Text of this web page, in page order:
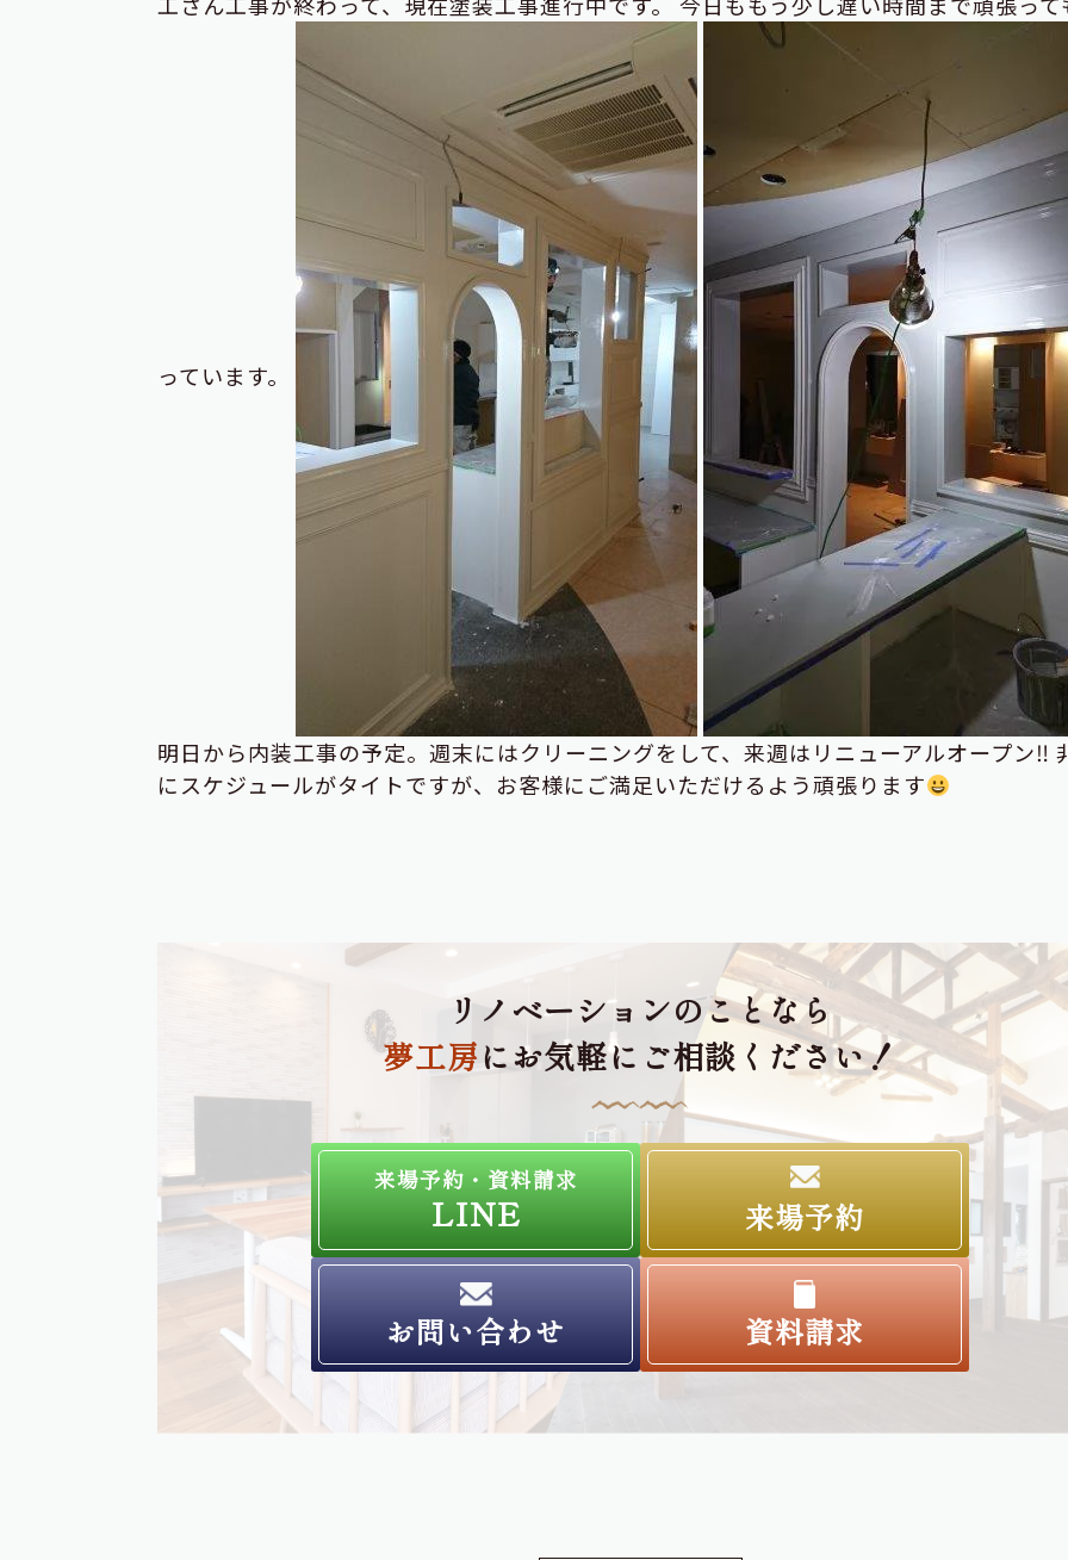
っています。
明日から内装工事の予定。週末にはクリーニングをして、来週はリニューアルオープン‼
にスケジュールがタイトですが、お客様にご満足いただけるよう頑張ります
リノベーションのことなら
夢工房にお気軽にご相談ください！
来場予約・資料請求
LINE 来場予約
お問い合わせ 資料請求